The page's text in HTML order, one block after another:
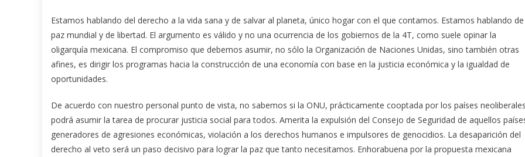
Estamos hablando del derecho a la vida sana y de salvar al planeta, único hogar con el que contamos. Estamos hablando de
paz mundial y de libertad. El argumento es válido y no una ocurrencia de los gobiernos de la 4T, como suele opinar la
oligarquía mexicana. El compromiso que debemos asumir, no sólo la Organización de Naciones Unidas, sino también otras
afines, es dirigir los programas hacia la construcción de una economía con base en la justicia económica y la igualdad de
oportunidades.
De acuerdo con nuestro personal punto de vista, no sabemos si la ONU, prácticamente cooptada por los países
podrá asumir la tarea de procurar justicia social para todos. Amerita la expulsión del Consejo de Seguridad de aquellos
generadores de agresiones económicas, violación a los derechos humanos e impulsores de genocidios. La desaparición del
derecho al veto será un paso decisivo para lograr la paz que tanto necesitamos. Enhorabuena por la propuesta mexicana